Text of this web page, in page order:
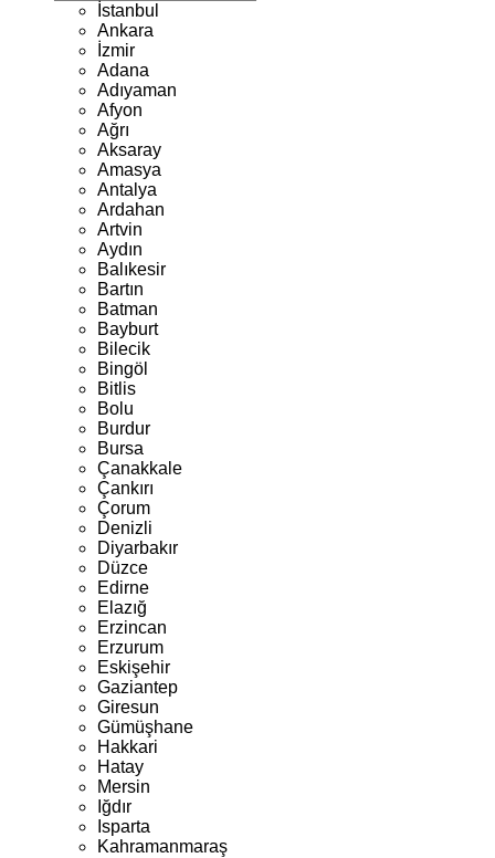
İstanbul
Ankara
İzmir
Adana
Adıyaman
Afyon
Ağrı
Aksaray
Amasya
Antalya
Ardahan
Artvin
Aydın
Balıkesir
Bartın
Batman
Bayburt
Bilecik
Bingöl
Bitlis
Bolu
Burdur
Bursa
Çanakkale
Çankırı
Çorum
Denizli
Diyarbakır
Düzce
Edirne
Elazığ
Erzincan
Erzurum
Eskişehir
Gaziantep
Giresun
Gümüşhane
Hakkari
Hatay
Mersin
Iğdır
Isparta
Kahramanmaraş